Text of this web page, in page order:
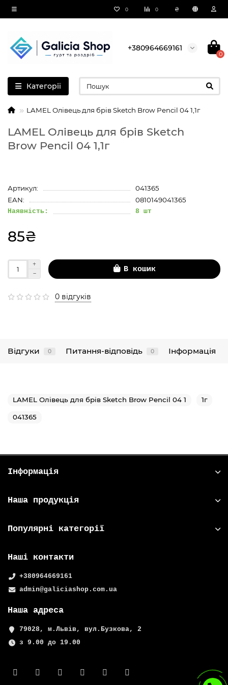
0 0 ₴
+380964669161
0
Категорії
LAMEL Олівець для брів Sketch Brow Pencil 04 1,1г
LAMEL Олівець для брів Sketch
Brow Pencil 04 1,1г
Артикул:
041365
EAN:
0810149041365
Наявність: 8 шт
85₴
В кошик
0 відгуків
Відгуки 0 Питання-відповідь 0 Інформація
LAMEL Олівець для брів Sketch Brow Pencil 04 1 1г
041365
Інформація
Наша продукція
Популярні категорії
Наші контакти
+380964669161
admin@galiciashop.com.ua
Наша адреса
79028, м.Львів, вул.Бузкова, 2
з 9.00 до 19.00